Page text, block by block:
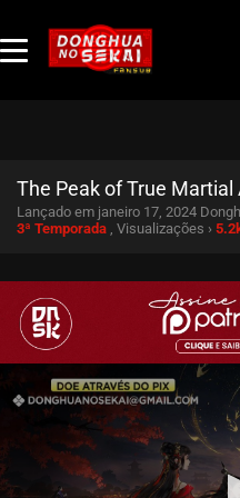
The Peak of True
Lançado em janeiro 17, 2024
3ª Temporada , Visualizações ›